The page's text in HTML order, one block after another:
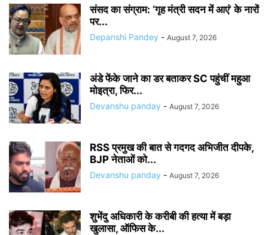
संसद का संग्राम: ‘गृह मंत्री सदन में आएं’ के नारों
पर...
Depanshi Pandey - August 7, 2026
अंडे फेंके जाने का डर बताकर SC पहुंचीं महुआ
मोइत्रा, फिर...
Devanshu panday - August 7, 2026
RSS प्रमुख की बात से गदगद अभिजीत दीपके,
BJP नेताओं को...
Devanshu panday - August 7, 2026
शुभेंदु अधिकारी के करीबी की हत्या में बड़ा
खुलासा, ऑफिस के...